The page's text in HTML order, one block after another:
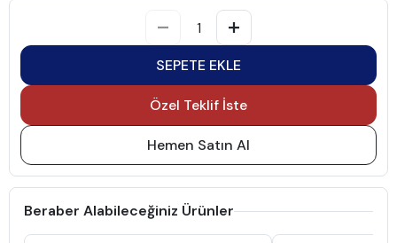
SEPETE EKLE
Özel Teklif İste
Hemen Satın Al
Beraber Alabileceğiniz Ürünler